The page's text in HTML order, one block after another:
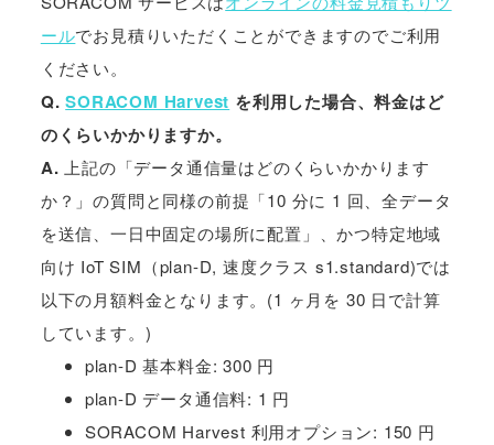
ールでお見積りいただくことができますのでご利用
ください。
Q.SORACOM Harvest を利用した場合、料金はど
のくらいかかりますか。
A.上記の「データ通信量はどのくらいかかります
か？」の質問と同様の前提「10 分に 1 回、全データ
を送信、一日中固定の場所に配置」、かつ特定地域
向け IoT SIM（plan-D, 速度クラス s1.standard)では
以下の月額料金となります。(1 ヶ月を 30 日で計算
しています。)
plan-D 基本料金: 300 円
plan-D データ通信料: 1 円
SORACOM Harvest 利用オプション: 150 円